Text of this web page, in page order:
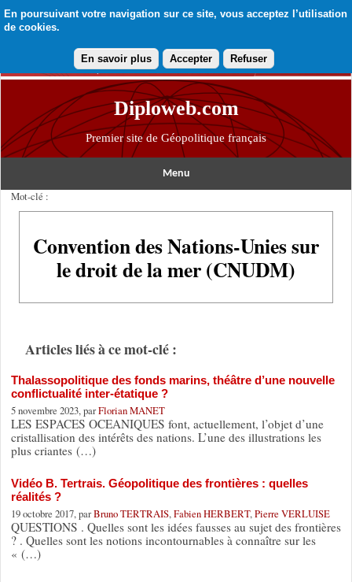
En poursuivant votre navigation sur ce site, vous acceptez l’utilisation
de cookies.
En savoir plus Accepter Refuser
Diploweb.com
Premier site de Géopolitique français
Menu
Mot-clé :
Convention des Nations-Unies sur
le droit de la mer (CNUDM)
Articles liés à ce mot-clé :
Thalassopolitique des fonds marins, théâtre d’une nouvelle
conflictualité inter-étatique ?
5 novembre 2023, parFlorian MANET
LES ESPACES OCEANIQUES font, actuellement, l’objet d’une
cristallisation des intérêts des nations. L’une des illustrations les
plus criantes (…)
Vidéo B. Tertrais. Géopolitique des frontières : quelles
réalités ?
19 octobre 2017, parBruno TERTRAIS, Fabien HERBERT, Pierre VERLUISE
QUESTIONS . Quelles sont les idées fausses au sujet des frontières
? . Quelles sont les notions incontournables à connaître sur les
« (…)